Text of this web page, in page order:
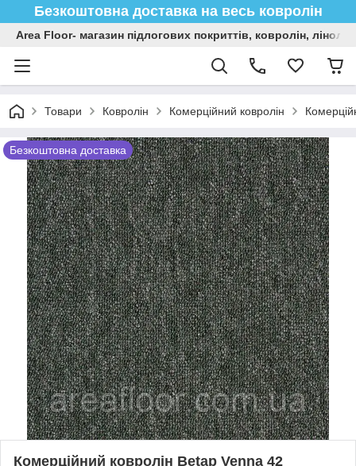
Безкоштовна доставка на весь ковролін
Area Floor- магазин підлогових покриттів, ковролін,
Товари Ковролін Комерційний ковролін
Безкоштовна доставка
Комерційний ковролін Betap Venna 42